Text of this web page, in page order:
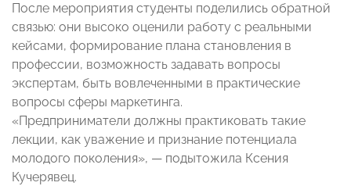
После мероприятия студенты поделились обратной
связью: они высоко оценили работу с реальными
кейсами, формирование плана становления в
профессии, возможность задавать вопросы
экспертам, быть вовлеченными в практические
вопросы сферы маркетинга.
«Предприниматели должны практиковать такие
лекции, как уважение и признание потенциала
молодого поколения», — подытожила Ксения
Кучерявец.